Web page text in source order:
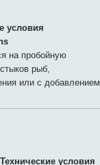
условия
на пробойную
рыб,
или с добавлением
условия